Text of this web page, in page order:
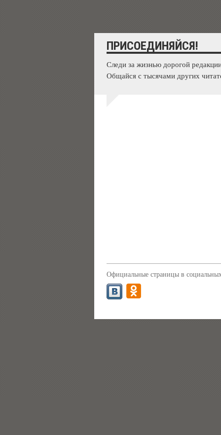
ПРИСОЕДИНЯЙСЯ!
Следи за жизнью дорогой
Общайся с тысячами других
Официальные страницы в социальных